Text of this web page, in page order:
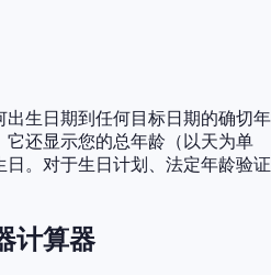
生日期到任何目标日期的确切年
还显示您的总年龄（以天为单
。对于生日计划、法定年龄验证
计算器